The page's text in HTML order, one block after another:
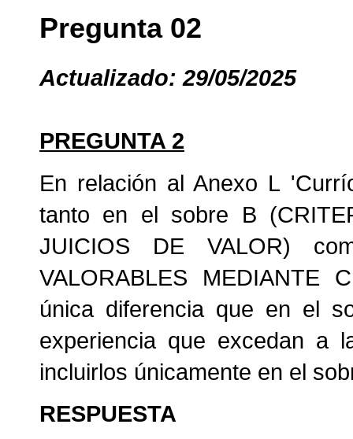
Pregunta 02
Actualizado: 29/05/2025
PREGUNTA 2
En relación al Anexo L
tanto en el sobre B
JUICIOS DE VALOR)
VALORABLES MEDIANTE
única diferencia que en el
experiencia que excedan a
incluirlos únicamente en el
RESPUESTA